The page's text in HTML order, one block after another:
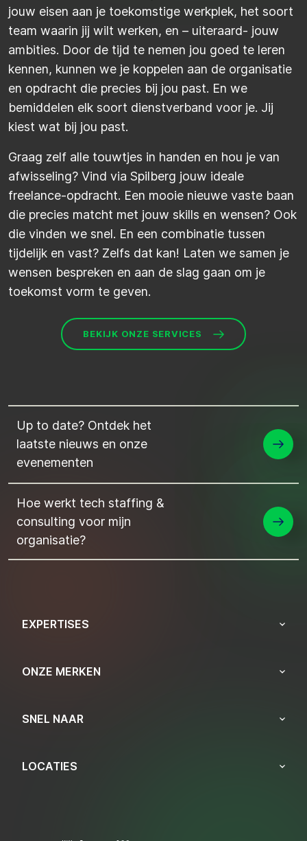
jouw eisen aan je toekomstige werkplek, het soort
team waarin jij wilt werken, en – uiteraard- jouw
ambities. Door de tijd te nemen jou goed te leren
kennen, kunnen we je koppelen aan de organisatie
en opdracht die precies bij jou past. En we
bemiddelen elk soort dienstverband voor je. Jij
kiest wat bij jou past.
Graag zelf alle touwtjes in handen en hou je van
afwisseling? Vind via Spilberg jouw ideale
freelance-opdracht. Een mooie nieuwe vaste baan
die precies matcht met jouw skills en wensen? Ook
die vinden we snel. En een combinatie tussen
tijdelijk en vast? Zelfs dat kan! Laten we samen je
wensen bespreken en aan de slag gaan om je
toekomst vorm te geven.
BEKIJK ONZE SERVICES
Up to date? Ontdek het
laatste nieuws en onze
evenementen
Hoe werkt tech staffing &
consulting voor mijn
organisatie?
EXPERTISES
ONZE MERKEN
SNEL NAAR
LOCATIES